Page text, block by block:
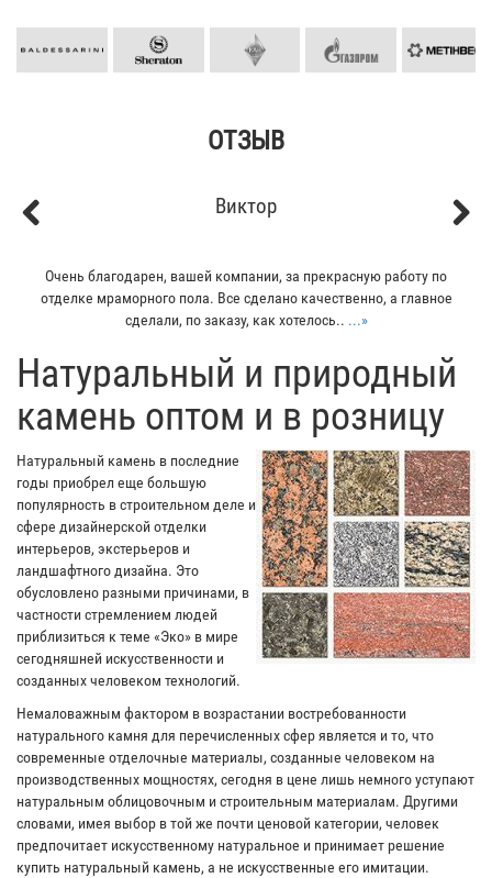
ОТЗЫВ
вашей компании, за прекрасную работу по
пола. Все сделано качественно, а главное
по заказу, как хотелось.....»
Мой отец заказывал
всего понравилось -
​Натуральный и природный
камень оптом и в розницу
Натуральный камень в последние
годы приобрел еще большую
популярность в строительном деле и
сфере дизайнерской отделки
интерьеров, экстерьеров и
ландшафтного дизайна. Это
обусловлено разными причинами, в
частности стремлением людей
приблизиться к теме «Эко» в мире
сегодняшней искусственности и
созданных человеком технологий.
Немаловажным фактором в возрастании востребованности
натурального камня для перечисленных сфер является и то, что
современные отделочные материалы, созданные человеком на
производственных мощностях, сегодня в цене лишь немного уступают
натуральным облицовочным и строительным материалам. Другими
словами, имея выбор в той же почти ценовой категории, человек
предпочитает искусственному натуральное и принимает решение
купить натуральный камень, а не искусственные его имитации.